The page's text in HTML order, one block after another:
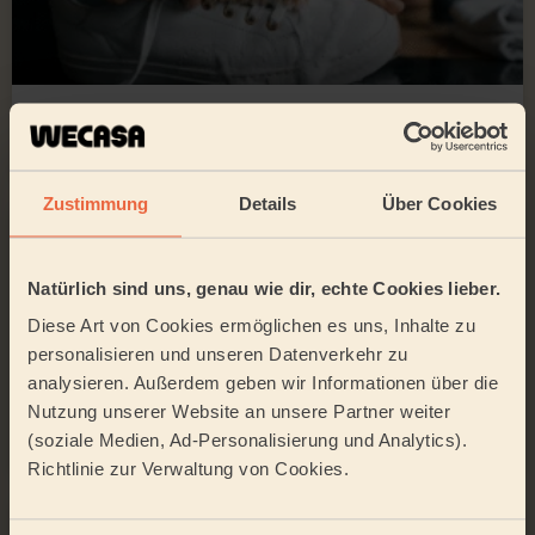
Zustimmung Details Über Cookies
Natürlich sind uns, genau wie dir, echte Cookies lieber.
Diese Art von Cookies ermöglichen es uns, Inhalte zu
personalisieren und unseren Datenverkehr zu
analysieren. Außerdem geben wir Informationen über die
Nutzung unserer Website an unsere Partner weiter
(soziale Medien, Ad-Personalisierung und Analytics).
Richtlinie zur Verwaltung von Cookies.
Schuhe reinigen: So werden alle Materialien
Wohnung besenrein übergeben: Was du wirklich
schuldig bist